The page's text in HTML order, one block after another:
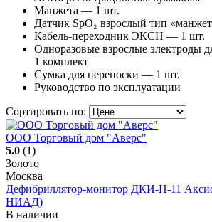
Манжета — 1 шт.
Датчик SpO₂ взрослый тип
Кабель-переходник ЭКСН — 1 шт.
Одноразовые взрослые
1 комплект
Сумка для переноски — 1 шт.
Руководство по эксплуатации
Сортировать по:
ООО Торговый дом "Аверс"
5.0 (1)
Золото
Москва
Дефибриллятор-монитор ДКИ-Н-11
НИАД)
В наличии